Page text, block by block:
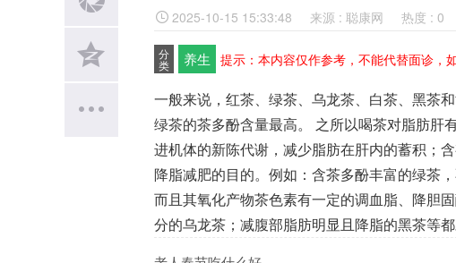
2025-10-15 15:33:48 来源 : 聪康网 热度 : 0
分
类 养生 提示：本内容仅作参考，不能代替面诊，
一般来说，红茶、绿茶、乌龙茶、白茶、黑茶
绿茶的茶多酚含量最高。 之所以喝茶对脂肪肝
进机体的新陈代谢，减少脂肪在肝内的蓄积；
降脂减肥的目的。例如：含茶多酚丰富的绿茶
而且其氧化产物茶色素有一定的调血脂、降胆
分的乌龙茶；减腹部脂肪明显且降脂的黑茶等